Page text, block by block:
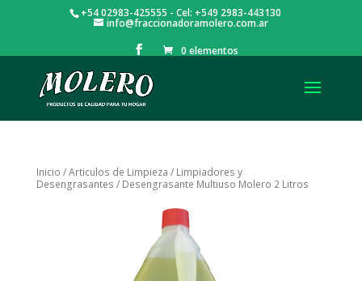
+54 02983-425555 - Cel: +549 2983-443130
info@fraccionadoramolero.com.ar
0 elementos
Inicio /Articulos de Limpieza / Limpiadores y
Desengrasantes / Desengrasante Multiuso Molero 2 Litros